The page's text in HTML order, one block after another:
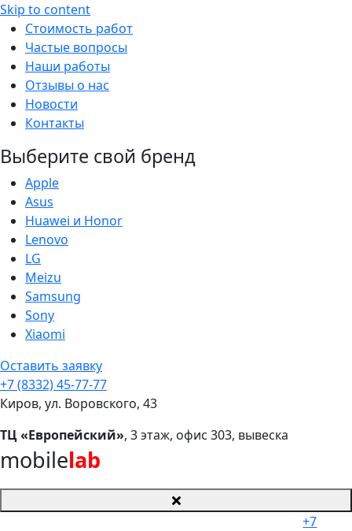
Skip to content
Стоимость работ
Частые вопросы
Наши работы
Отзывы о нас
Новости
Контакты
Выберите свой бренд
Apple
Asus
Huawei и Honor
Lenovo
LG
Meizu
Samsung
Sony
Xiaomi
Оставить заявку
+7 (8332) 45-77-77
Киров, ул. Воровского, 43
ТЦ «Европейский», 3 этаж, офис 303, вывеска
mobilelab
+7